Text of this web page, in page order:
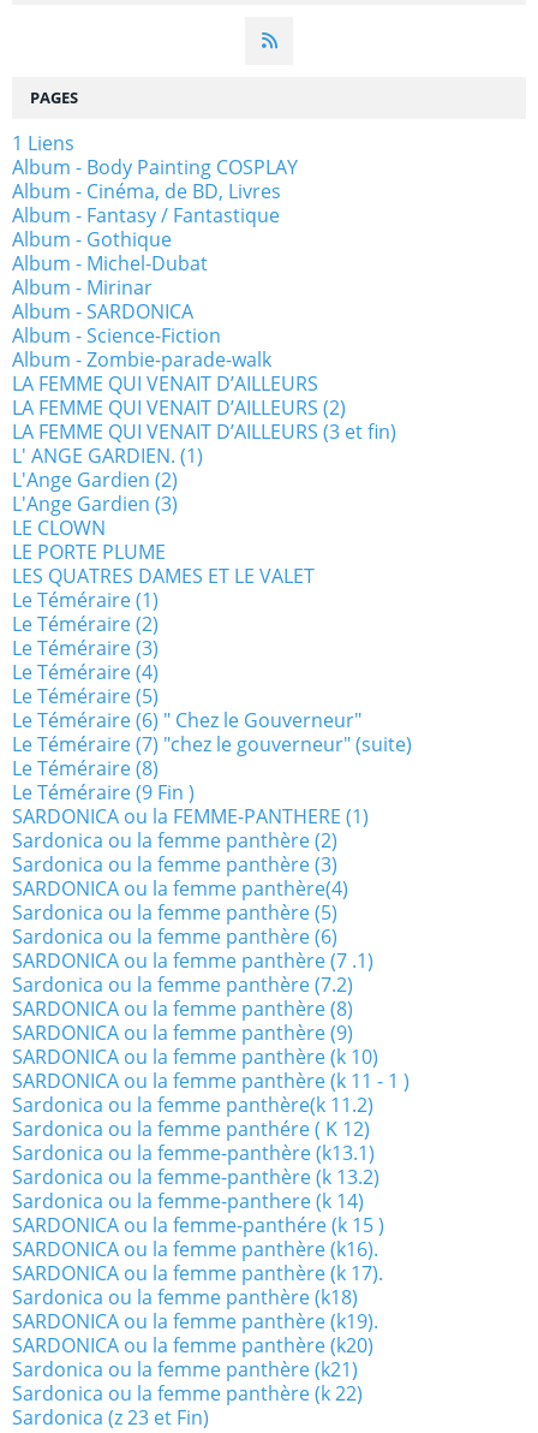
PAGES
1 Liens
Album - Body Painting COSPLAY
Album - Cinéma, de BD, Livres
Album - Fantasy / Fantastique
Album - Gothique
Album - Michel-Dubat
Album - Mirinar
Album - SARDONICA
Album - Science-Fiction
Album - Zombie-parade-walk
LA FEMME QUI VENAIT D’AILLEURS
LA FEMME QUI VENAIT D’AILLEURS (2)
LA FEMME QUI VENAIT D’AILLEURS (3 et fin)
L' ANGE GARDIEN. (1)
L'Ange Gardien (2)
L'Ange Gardien (3)
LE CLOWN
LE PORTE PLUME
LES QUATRES DAMES ET LE VALET
Le Téméraire (1)
Le Téméraire (2)
Le Téméraire (3)
Le Téméraire (4)
Le Téméraire (5)
Le Téméraire (6) " Chez le Gouverneur"
Le Téméraire (7) "chez le gouverneur" (suite)
Le Téméraire (8)
Le Téméraire (9 Fin )
SARDONICA ou la FEMME-PANTHERE (1)
Sardonica ou la femme panthère (2)
Sardonica ou la femme panthère (3)
SARDONICA ou la femme panthère(4)
Sardonica ou la femme panthère (5)
Sardonica ou la femme panthère (6)
SARDONICA ou la femme panthère (7 .1)
Sardonica ou la femme panthère (7.2)
SARDONICA ou la femme panthère (8)
SARDONICA ou la femme panthère (9)
SARDONICA ou la femme panthère (k 10)
SARDONICA ou la femme panthère (k 11 - 1 )
Sardonica ou la femme panthère(k 11.2)
Sardonica ou la femme panthére ( K 12)
Sardonica ou la femme-panthère (k13.1)
Sardonica ou la femme-panthère (k 13.2)
Sardonica ou la femme-panthere (k 14)
SARDONICA ou la femme-panthére (k 15 )
SARDONICA ou la femme panthère (k16).
SARDONICA ou la femme panthère (k 17).
Sardonica ou la femme panthère (k18)
SARDONICA ou la femme panthère (k19).
SARDONICA ou la femme panthère (k20)
Sardonica ou la femme panthère (k21)
Sardonica ou la femme panthère (k 22)
Sardonica (z 23 et Fin)